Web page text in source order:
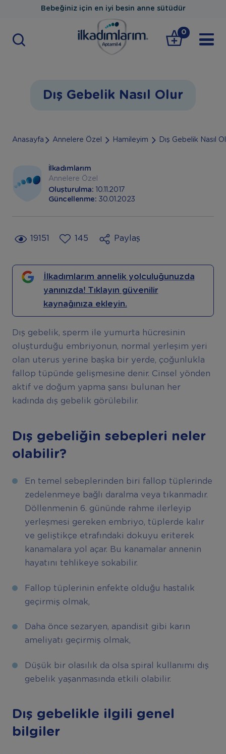
Bebeğiniz için en iyi besin anne sütüdür
0
Dış Gebelik Nasıl Olur
Anasayfa Annelere Özel Hamileyim Dış Gebelik Nasıl
İlkadımlarım
Annelere Özel
Oluşturulma:
10.11.2017
Güncellenme: 30.01.2023
19151 145 Paylaş
İlkadımlarım annelik yolculuğunuzda
yanınızda! Tıklayın güvenilir
kaynağınıza ekleyin.
Dış gebelik, sperm ile yumurta hücresinin
oluşturduğu embriyonun, normal yerleşim yeri
olan uterus yerine başka bir yerde, çoğunlukla
fallop tüpünde gelişmesine denir. Cinsel yönden
aktif ve doğum yapma şansı bulunan her
kadında dış gebelik görülebilir.
Dış gebeliğin sebepleri neler
olabilir?
En temel sebeplerinden biri fallop tüplerinde
zedelenmeye bağlı daralma veya tıkanmadır.
Döllenmenin 6. gününde rahme ilerleyip
yerleşmesi gereken embriyo, tüplerde kalır
ve geliştikçe etrafındaki dokuyu eriterek
kanamalara yol açar. Bu kanamalar annenin
hayatını tehlikeye sokabilir.
Fallop tüplerinin enfekte olduğu hastalık
geçirmiş olmak,
Daha önce sezaryen, apandisit gibi karın
ameliyatı geçirmiş olmak,
Düşük bir olasılık da olsa spiral kullanımı dış
gebelik yaşanmasında etkili olabilir.
Dış gebelikle ilgili genel
bilgiler